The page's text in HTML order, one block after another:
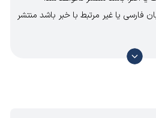
فارسی یا غیر مرتبط با خبر باشد منتشر
موافقت یا مخالفت با محتوای نظرات
محتوای مشابه دارند، انتشار نمی‌یابند